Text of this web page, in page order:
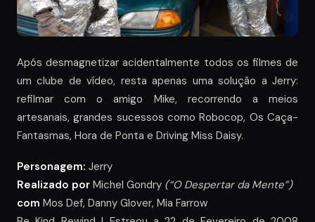
Após desmagnetizar acidentalmente todos os filmes de
um clube de vídeo, resta apenas uma solução a Jerry:
refilmar com o amigo Mike, recorrendo a meios
artesanais, grandes sucessos como Robocop, Os Caça-
Fantasmas, Hora de Ponta e Driving Miss Daisy.
Personagem: Jerry
Realizado por Michel Gondry (“O Despertar da Mente”)
com Mos Def, Danny Glover, Mia Farrow